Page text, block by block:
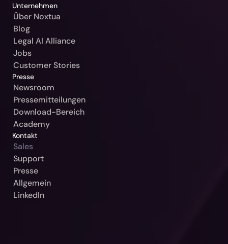
Slowakei / Beck-Noxtua
Unternehmen
Über Noxtua
Blog
Legal AI Alliance
Jobs
Customer Stories
Presse
Newsroom
Pressemitteilungen
Download-Bereich
Academy
Kontakt
Unsere Gerichtsbarkeit
Bitte auswählen
Österreich / MANZ-Noxtua
Abbrechen
Sales
Support
Presse
Allgemein
LinkedIn